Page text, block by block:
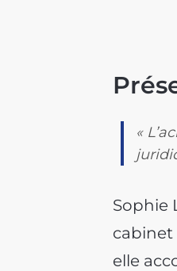
«
Sophie
cabinet
elle